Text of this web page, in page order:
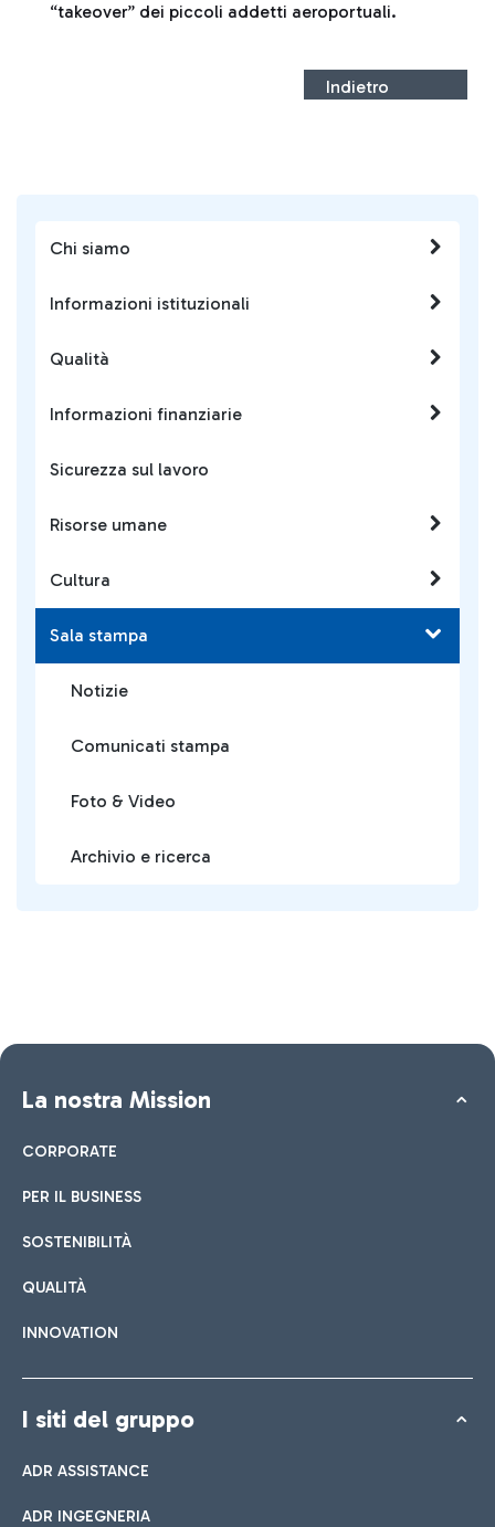
Chi siamo
Informazioni istituzionali
Qualità
Informazioni finanziarie
Sicurezza sul lavoro
Risorse umane
Cultura
Sala stampa
Notizie
Comunicati stampa
Foto & Video
Archivio e ricerca
“takeover” dei piccoli addetti aeroportuali.
Indietro
La nostra Mission
CORPORATE
PER IL BUSINESS
SOSTENIBILITÀ
QUALITÀ
INNOVATION
I siti del gruppo
ADR ASSISTANCE
ADR INGEGNERIA